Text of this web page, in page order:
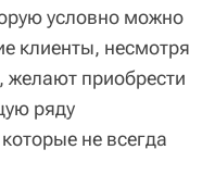
условно можно
клиенты, несмотря
желают приобрести
ряду
не всегда